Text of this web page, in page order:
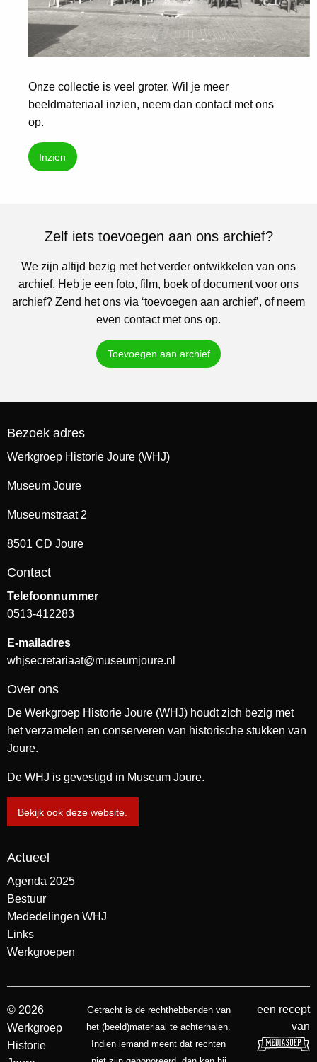
Onze collectie is veel groter. Wil je meer
beeldmateriaal inzien, neem dan contact met ons
op.
Inzien
Zelf iets toevoegen aan ons archief?
We zijn altijd bezig met het verder ontwikkelen van ons
archief. Heb je een foto, film, boek of document voor ons
archief? Zend het ons via ‘toevoegen aan archief’, of neem
even contact met ons op.
Toevoegen aan archief
Bezoek adres
Werkgroep Historie Joure (WHJ)
Museum Joure
Museumstraat 2
8501 CD Joure
Contact
Telefoonnummer
0513-412283
E-mailadres
whjsecretariaat@museumjoure.nl
Over ons
De Werkgroep Historie Joure (WHJ) houdt zich bezig met
het verzamelen en conserveren van historische stukken van
Joure.
De WHJ is gevestigd in Museum Joure.
Bekijk ook deze website.
Actueel
Agenda 2025
Bestuur
Mededelingen WHJ
Links
Werkgroepen
© 2026
Werkgroep
Historie
Getracht is de rechthebbenden van
het (beeld)materiaal te achterhalen.
Indien iemand meent dat rechten
een recept
van